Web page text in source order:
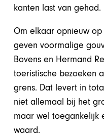
kanten last van gehad.
Om elkaar opnieuw
geven voormalige
Bovens en Hermand
toeristische bezoeken
grens. Dat levert in
niet allemaal bij het
maar wel toegankelijk
waard.